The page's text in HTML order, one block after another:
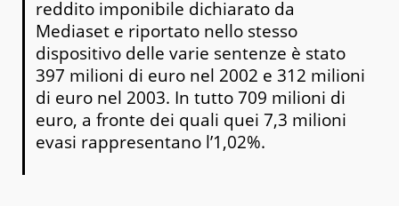
reddito imponibile dichiarato da
Mediaset e riportato nello stesso
dispositivo delle varie sentenze è stato
397 milioni di euro nel 2002 e 312 milioni
di euro nel 2003. In tutto 709 milioni di
euro, a fronte dei quali quei 7,3 milioni
evasi rappresentano l’1,02%.